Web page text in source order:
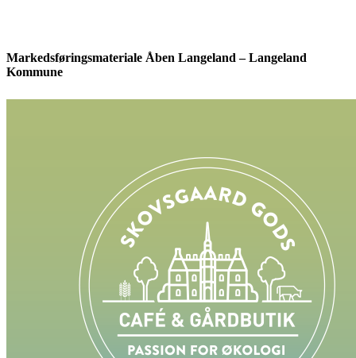
Markedsføringsmateriale Åben Langeland – Langeland
Kommune